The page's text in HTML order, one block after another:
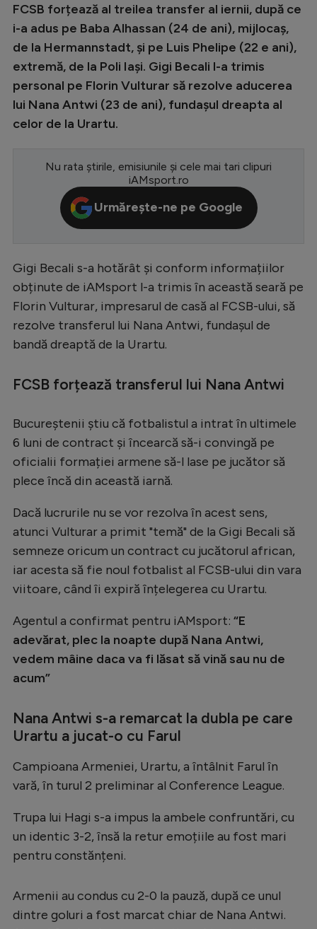
Champions League
Conference League
Premier League
LaLiga
Serie A
Campionate
Starurile fotbalului
Stranieri
Tenis
Handbal
Natație
Formula 1
Gimnastică
Auto
Rugby
Ciclism
JO 2024
Intră în cont
Creează cont
FCSB forțează al treilea transfer al iernii, după ce
i-a adus pe Baba Alhassan (24 de ani), mijlocaș,
de la Hermannstadt, și pe Luis Phelipe (22 e ani),
extremă, de la Poli Iași. Gigi Becali l-a trimis
personal pe Florin Vulturar să rezolve aducerea
lui Nana Antwi (23 de ani), fundașul dreapta al
celor de la Urartu.
Nu rata știrile, emisiunile și cele mai tari clipuri
iAMsport.ro
Urmărește-ne pe Google
Gigi Becali s-a hotărât și conform informațiilor
obținute de iAMsport l-a trimis în această seară pe
Florin Vulturar, impresarul de casă al FCSB-ului, să
rezolve transferul lui Nana Antwi, fundașul de
bandă dreaptă de la Urartu.
FCSB forțează transferul lui Nana Antwi
Bucureștenii știu că fotbalistul a intrat în ultimele
6 luni de contract și încearcă să-i convingă pe
oficialii formației armene să-l lase pe jucător să
plece încă din această iarnă.
Dacă lucrurile nu se vor rezolva în acest sens,
atunci Vulturar a primit "temă" de la Gigi Becali să
semneze oricum un contract cu jucătorul african,
iar acesta să fie noul fotbalist al FCSB-ului din vara
viitoare, când îi expiră înțelegerea cu Urartu.
Agentul a confirmat pentru iAMsport: “E
adevărat, plec la noapte după Nana Antwi,
vedem mâine daca va fi lăsat să vină sau nu de
acum”
Nana Antwi s-a remarcat la dubla pe care
Urartu a jucat-o cu Farul
Campioana Armeniei, Urartu, a întâlnit Farul în
vară, în turul 2 preliminar al Conference League.
Trupa lui Hagi s-a impus la ambele confruntări, cu
un identic 3-2, însă la retur emoțiile au fost mari
pentru constănțeni.
Armenii au condus cu 2-0 la pauză, după ce unul
dintre goluri a fost marcat chiar de Nana Antwi.